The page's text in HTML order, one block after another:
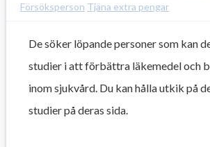
Försöksperson Tjäna extra pengar
De söker löpande personer som kan
studier i att förbättra läkemedel och
inom sjukvård. Du kan hålla utkik på
studier på deras sida.